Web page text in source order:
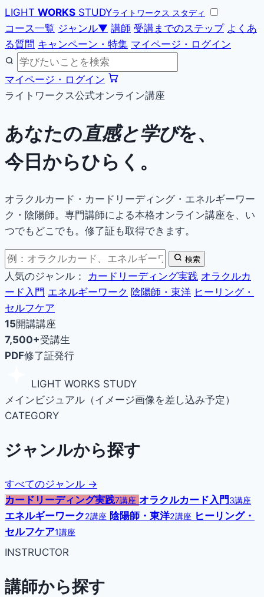
LIGHT WORKS STUDYライトワークス スタディ
コース一覧 ジャンル▼ 講師 受講までのステップ よくあ
る質問 キャンペーン・特集 マイページ・ログイン
マイページ・ログイン
ライトワークス公式オンライン講座
あなたの直感と学びを、
今日からひらく。
オラクルカード・カードリーディング・エネルギーワー
ク・陰陽師。専門講師による本格オンライン講座を、い
つでもどこでも。修了証も取得できます。
検索
人気のジャンル： カードリーディング実践 オラクルカ
ード入門 エネルギーワーク 陰陽師・東洋 ヒーリング・
セルフケア
15開講講座
7,500+受講生
PDF修了証発行
LIGHT WORKS STUDY
メインビジュアル（イメージ画像を差し込み予定）
CATEGORY
ジャンルから探す
すべてのジャンル →
カードリーディング実践7講座 オラクルカード入門3講座
エネルギーワーク2講座 陰陽師・東洋2講座 ヒーリング・
セルフケア1講座
INSTRUCTOR
講師から探す